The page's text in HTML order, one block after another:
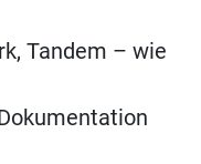
Tandem – wie